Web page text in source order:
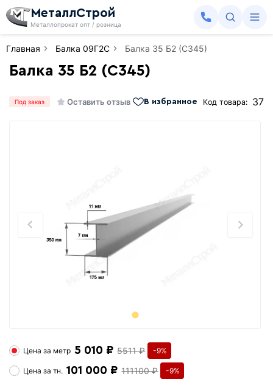
МеталлСтрой
Металлопрокат опт / розница
Главная Балка 09Г2С Балка 35 Б2 (С345)
Балка 35 Б2 (С345)
Под заказ Оставить отзыв В избранное Код товара: 37
Цена за метр 5 010 ₽ 5511 ₽ -9%
Цена затн. 101 000 ₽ 111100 ₽ -9%